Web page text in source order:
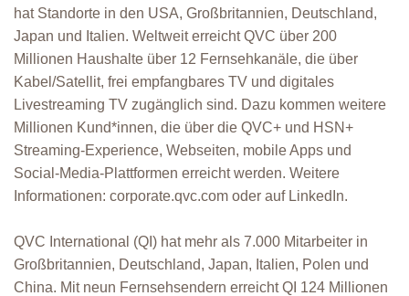
hat Standorte in den USA, Großbritannien, Deutschland,
Japan und Italien. Weltweit erreicht QVC über 200
Millionen Haushalte über 12 Fernsehkanäle, die über
Kabel/Satellit, frei empfangbares TV und digitales
Livestreaming TV zugänglich sind. Dazu kommen weitere
Millionen Kund*innen, die über die QVC+ und HSN+
Streaming-Experience, Webseiten, mobile Apps und
Social-Media-Plattformen erreicht werden. Weitere
Informationen: corporate.qvc.com oder auf LinkedIn.
QVC International (QI) hat mehr als 7.000 Mitarbeiter in
Großbritannien, Deutschland, Japan, Italien, Polen und
China. Mit neun Fernsehsendern erreicht QI 124 Millionen